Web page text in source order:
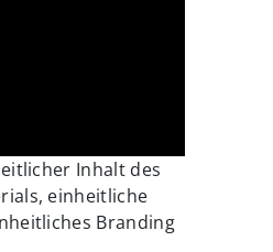
Inhalt des
einheitliche
Branding